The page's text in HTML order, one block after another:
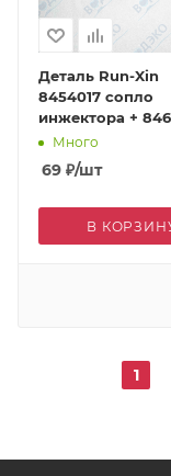
Деталь Run-Xin
8454017 сопло
инжектора +
втулка
кофейный для
Много
69 ₽/шт
В
1